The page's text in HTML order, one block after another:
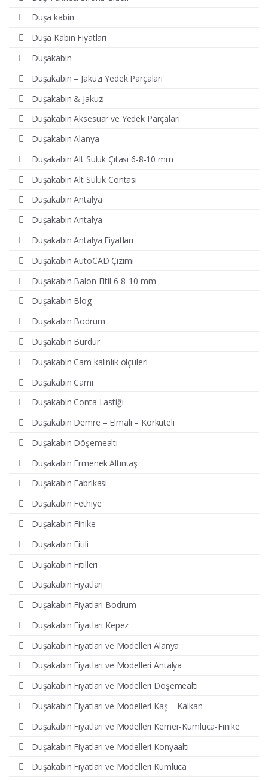
Duşa kabin
Duşa Kabin Fiyatları
Duşakabin
Duşakabin – Jakuzi Yedek Parçaları
Duşakabin & Jakuzi
Duşakabin Aksesuar ve Yedek Parçaları
Duşakabin Alanya
Duşakabin Alt Suluk Çıtası 6-8-10 mm
Duşakabin Alt Suluk Contası
Duşakabin Antalya
Duşakabin Antalya
Duşakabin Antalya Fiyatları
Duşakabin AutoCAD Çizimi
Duşakabin Balon Fitil 6-8-10 mm
Duşakabin Blog
Duşakabin Bodrum
Duşakabin Burdur
Duşakabin Cam kalınlık ölçüleri
Duşakabin Camı
Duşakabin Conta Lastiği
Duşakabin Demre – Elmalı – Korkuteli
Duşakabin Döşemealtı
Duşakabin Ermenek Altıntaş
Duşakabin Fabrikası
Duşakabin Fethiye
Duşakabin Finike
Duşakabin Fitili
Duşakabin Fitilleri
Duşakabin Fiyatları
Duşakabin Fiyatları Bodrum
Duşakabin Fiyatları Kepez
Duşakabin Fiyatları ve Modelleri Alanya
Duşakabin Fiyatları ve Modelleri Antalya
Duşakabin Fiyatları ve Modelleri Döşemealtı
Duşakabin Fiyatları ve Modelleri Kaş – Kalkan
Duşakabin Fiyatları ve Modelleri Kemer-Kumluca-Finike
Duşakabin Fiyatları ve Modelleri Konyaaltı
Duşakabin Fiyatları ve Modelleri Kumluca